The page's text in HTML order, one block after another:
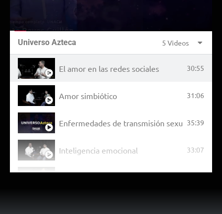
Universo Azteca 5 Videos
El amor en las redes sociales 30:55
Amor simbiótico 31:06
Enfermedades de transmisión sexual.35:39
Inteligencia emocional 33:07